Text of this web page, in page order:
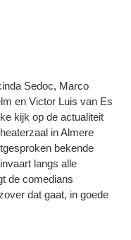
Sedoc, Marco
en Victor Luis van Es
kijk op de actualiteit
in Almere
bekende
langs alle
de comedians
dat gaat, in goede